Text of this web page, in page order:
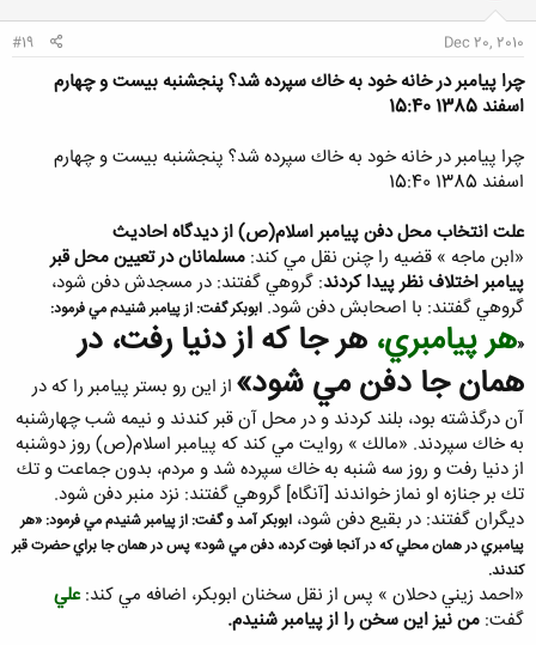
Dec 20, 2010
#19
چرا پيامبر در خانه خود به خاك سپرده شد؟ پنجشنبه بیست و چهارم
اسفند 1385 15:40
چرا پيامبر در خانه خود به خاك سپرده شد؟ پنجشنبه بیست و چهارم
اسفند 1385 15:40
علت انتخاب محل دفن پيامبر اسلام(ص) از ديدگاه احاديث
«ابن ماجه » قضيه را چنن نقل مي كند: مسلمانان در تعيين محل قبر
پيامبر اختلاف نظر پيدا كردند: گروهي گفتند: در مسجدش دفن شود،
گروهي گفتند: با اصحابش دفن شود. ابوبكر گفت: از پيامبر شنيدم مي فرمود:
«هر پيامبري، هر جا كه از دنيا رفت، در
همان جا دفن مي شود» از اين رو بستر پيامبر را كه در
آن درگذشته بود، بلند كردند و در محل آن قبر كندند و نيمه شب چهارشنبه
به خاك سپردند. «مالك » روايت مي كند كه پيامبر اسلام(ص) روز دوشنبه
از دنيا رفت و روز سه شنبه به خاك سپرده شد و مردم، بدون جماعت و تك
تك بر جنازه او نماز خواندند [آنگاه] گروهي گفتند: نزد منبر دفن شود.
ديگران گفتند: در بقيع دفن شود، ابوبكر آمد و گفت: از پيامبر شنيدم مي فرمود: «هر
پيامبري در همان محلي كه در آنجا فوت كرده، دفن مي شود» پس در همان جا براي حضرت قبر
كندند.
«احمد زيني دحلان » پس از نقل سخنان ابوبكر، اضافه مي كند:علي
گفت: من نيز اين سخن را از پيامبر شنيدم.